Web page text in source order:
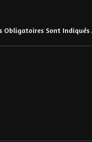
Obligatoires Sont Indiqués